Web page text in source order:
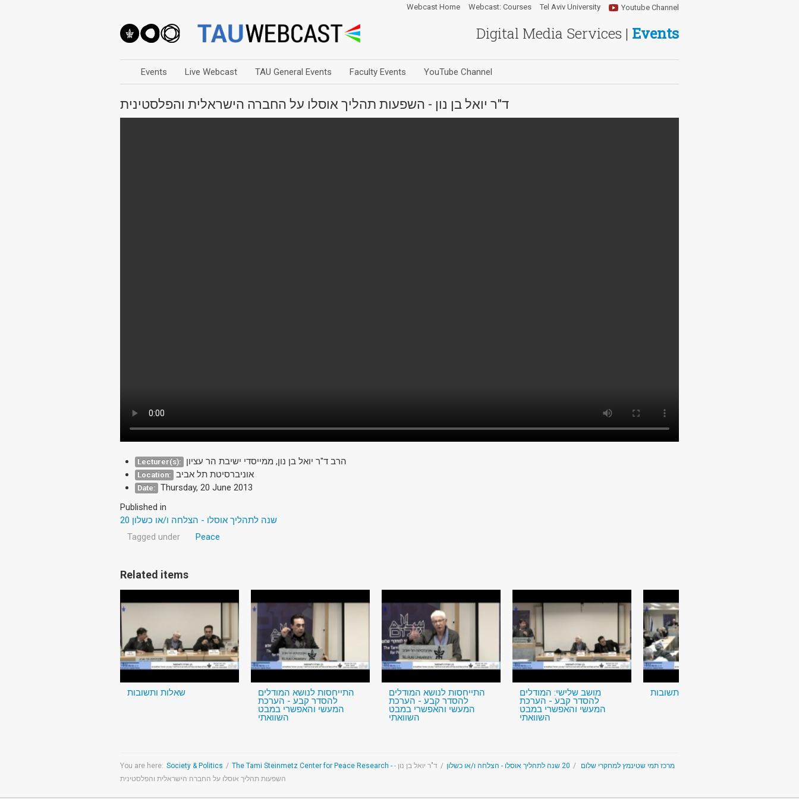
Digital Media Services | Events
Youtube Channel
Webcast Home Webcast: Courses Tel Aviv University
Events Live Webcast TAU General Events Faculty Events YouTube Channel
ד"ר יואל בן נון - השפעות תהליך אוסלו על החברה הישראלית והפלסטינית
Lecturer(s): הרב ד"ר יואל בן נון, ממייסדי ישיבת הר עציון
Location: אוניברסיטת תל אביב
Date: Thursday, 20 June 2013
Published in
20 שנה לתהליך אוסלו - הצלחה ו/או כשלון
Tagged under
Peace
Related items
שאלות ותשובות התייחסות לנושא המודלים
להסדר קבע - הערכת
המעשי והאפשרי במבט
השוואתי
התייחסות לנושא המודלים
להסדר קבע - הערכת
המעשי והאפשרי במבט
השוואתי
מושב שלישי: המודלים
להסדר קבע - הערכת
המעשי והאפשרי במבט
השוואתי
שאלות ותשובות
You are here: Society & Politics / The Tami Steinmetz Center for Peace Research - מרכז תמי שטינמץ למחקרי שלום / 20 שנה לתהליך אוסלו - הצלחה ו/או כשלון / ד"ר יואל בן נון -
השפעות תהליך אוסלו על החברה הישראלית והפלסטינית